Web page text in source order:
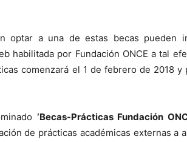
optar a una de estas becas pueden
habilitada por Fundación ONCE a tal
comenzará el 1 de febrero de 2018
‘Becas-Prácticas Fundación
de prácticas académicas externas a